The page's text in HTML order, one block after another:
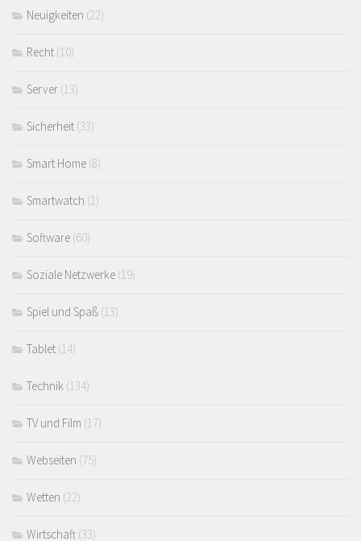
Neuigkeiten (22)
Recht (10)
Server (13)
Sicherheit (33)
Smart Home (8)
Smartwatch (1)
Software (60)
Soziale Netzwerke (19)
Spiel und Spaß (13)
Tablet (14)
Technik (134)
TV und Film (17)
Webseiten (75)
Wetten (22)
Wirtschaft (33)